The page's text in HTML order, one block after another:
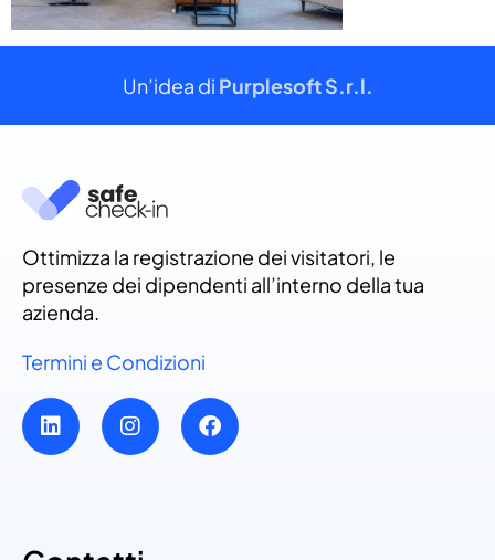
Un’idea di Purplesoft S.r.l.
Ottimizza la registrazione dei visitatori, le
presenze dei dipendenti all’interno della tua
azienda.
Termini e Condizioni